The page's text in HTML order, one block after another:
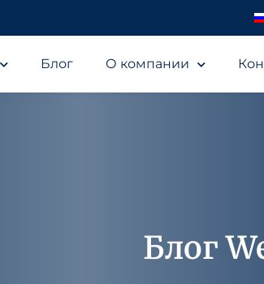
Блог О компании
Блог